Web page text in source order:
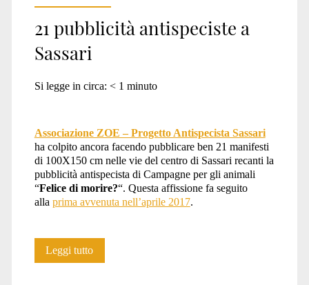
<span>incontro
liberazione
animale
2012</span>
21 pubblicità antispeciste a
Sassari
Si legge in circa: < 1 minuto
Associazione ZOE – Progetto Antispecista Sassari
ha colpito ancora facendo pubblicare ben 21 manifesti
di 100X150 cm nelle vie del centro di Sassari recanti la
pubblicità antispecista di Campagne per gli animali
“Felice di morire?“. Questa affissione fa seguito
alla prima avvenuta nell’aprile 2017.
Leggi tutto21